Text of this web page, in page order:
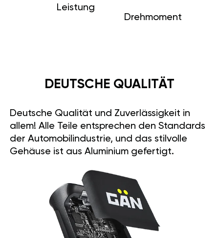
Leistung
Drehmoment
DEUTSCHE QUALITÄT
Deutsche Qualität und Zuverlässigkeit in
allem! Alle Teile entsprechen den Standards
der Automobilindustrie, und das stilvolle
Gehäuse ist aus Aluminium gefertigt.